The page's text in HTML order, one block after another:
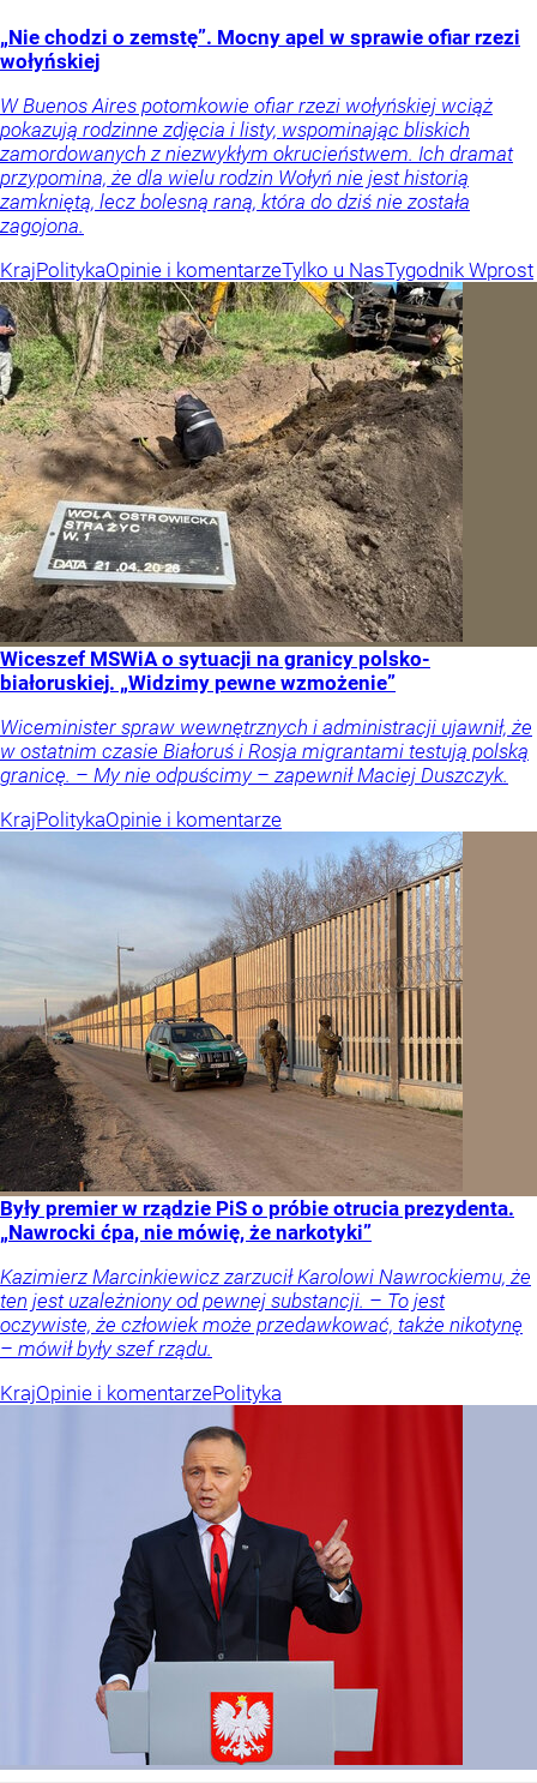
„Nie chodzi o zemstę”. Mocny apel w sprawie ofiar rzezi
wołyńskiej
W Buenos Aires potomkowie ofiar rzezi wołyńskiej wciąż
pokazują rodzinne zdjęcia i listy, wspominając bliskich
zamordowanych z niezwykłym okrucieństwem. Ich dramat
przypomina, że dla wielu rodzin Wołyń nie jest historią
zamkniętą, lecz bolesną raną, która do dziś nie została
zagojona.
KrajPolitykaOpinie i komentarzeTylko u NasTygodnik Wprost
Wiceszef MSWiA o sytuacji na granicy polsko-
białoruskiej. „Widzimy pewne wzmożenie”
Wiceminister spraw wewnętrznych i administracji ujawnił, że
w ostatnim czasie Białoruś i Rosja migrantami testują polską
granicę. – My nie odpuścimy – zapewnił Maciej Duszczyk.
KrajPolitykaOpinie i komentarze
Były premier w rządzie PiS o próbie otrucia prezydenta.
„Nawrocki ćpa, nie mówię, że narkotyki”
Kazimierz Marcinkiewicz zarzucił Karolowi Nawrockiemu, że
ten jest uzależniony od pewnej substancji. – To jest
oczywiste, że człowiek może przedawkować, także nikotynę
– mówił były szef rządu.
KrajOpinie i komentarzePolityka